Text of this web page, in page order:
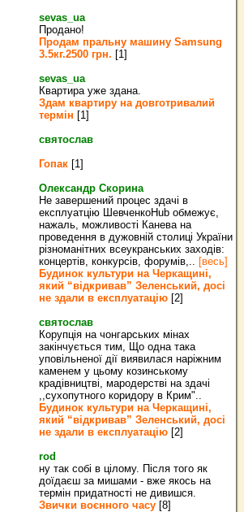
sevas_ua
Продано!
Продам пральну машину Samsung
3.5кг.2500 грн. [1]
sevas_ua
Квартира уже здана.
Здам квартиру на довготривалий
термін [1]
святослав
Гопак [1]
Олександр Скорина
Не завершений процес здачі в
експлуатцію ШевченкоHub обмежує,
нажаль, можливості Канева на
проведення в дужовній столиці України
різноманітних всеукранських заходів:
концертів, конкурсів, форумів,.. [весь]
Будинок культури на Черкащині,
який “відкривав” Зеленський, досі
не здали в експлуатацію [2]
святослав
Корупція на чонгарських мінах
закінчується тим, Що одна така
уповільненої дії виявилася наріжним
каменем у цьому козинському
крадівництві, мародерстві на здачі
,,сухопутного коридору в Крим"..
Будинок культури на Черкащині,
який “відкривав” Зеленський, досі
не здали в експлуатацію [2]
rod
ну так собі в цілому. Після того як
доїдаєш за мишами - вже якось на
термін придатності не дивишся.
Звички воєнного часу [8]